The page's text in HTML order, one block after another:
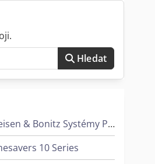
Hledat
Theisen & Bonitz Systémy Pro Tvorbu Brožur
10 Series